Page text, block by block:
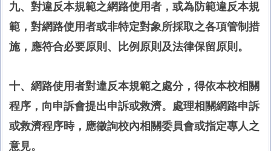
九、對違反本規範之網路使用者，或為防範違反本規
範，對網路使用者或非特定對象所採取之各項管制措
施，應符合必要原則、比例原則及法律保留原則。
十、網路使用者對違反本規範之處分，得依本校相關
程序，向申訴會提出申訴或救濟。處理相關網路申訴
或救濟程序時，應徵詢校內相關委員會或指定專人之
意見。